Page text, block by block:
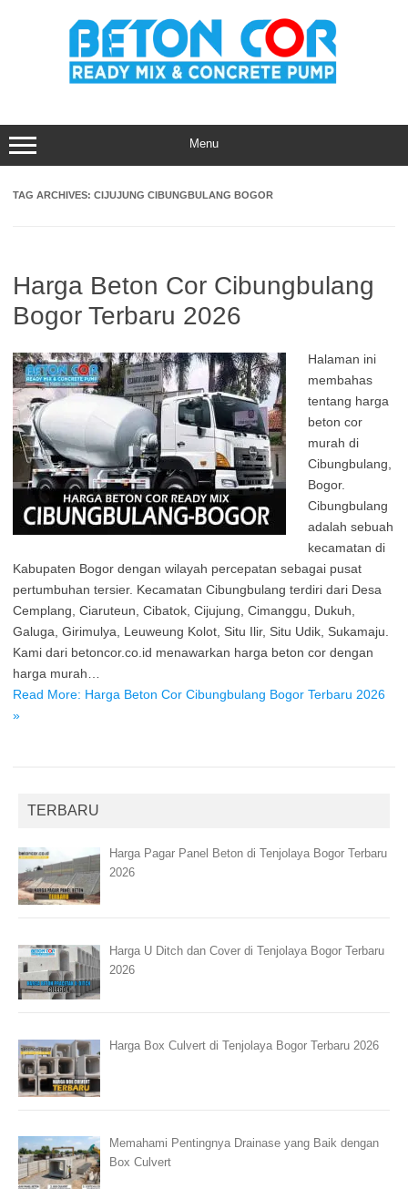
Menu
TAG ARCHIVES: CIJUJUNG CIBUNGBULANG BOGOR
Harga Beton Cor Cibungbulang
Bogor Terbaru 2026
Halaman ini
membahas
tentang harga
beton cor
murah di
Cibungbulang,
Bogor.
Cibungbulang
adalah sebuah
kecamatan di
Kabupaten Bogor dengan wilayah percepatan sebagai pusat
pertumbuhan tersier. Kecamatan Cibungbulang terdiri dari Desa
Cemplang, Ciaruteun, Cibatok, Cijujung, Cimanggu, Dukuh,
Galuga, Girimulya, Leuweung Kolot, Situ Ilir, Situ Udik, Sukamaju.
Kami dari betoncor.co.id menawarkan harga beton cor dengan
harga murah…
Read More: Harga Beton Cor Cibungbulang Bogor Terbaru 2026
»
TERBARU
Harga Pagar Panel Beton di Tenjolaya Bogor Terbaru
2026
Harga U Ditch dan Cover di Tenjolaya Bogor Terbaru
2026
Harga Box Culvert di Tenjolaya Bogor Terbaru 2026
Memahami Pentingnya Drainase yang Baik dengan
Box Culvert